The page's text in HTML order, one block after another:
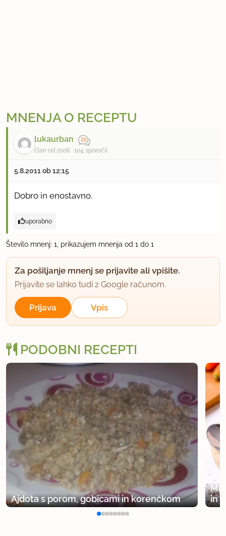
MNENJA O RECEPTU
lukaurban
član od 2006 104 sporočil
5.8.2011 ob 12:15
Dobro in enostavno.
uporabno
Število mnenj: 1, prikazujem mnenja od 1 do 1
Za pošiljanje mnenj se prijavite ali vpišite.
Prijavite se lahko tudi z Google računom.
Prijava Vpis
PODOBNI RECEPTI
Ajdota s porom, gobicami in korenčkom
in